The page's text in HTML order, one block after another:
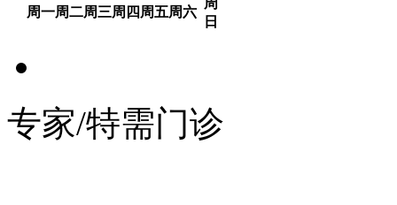
周一周二周三周四 周五周六
周
日
专家/特需门诊